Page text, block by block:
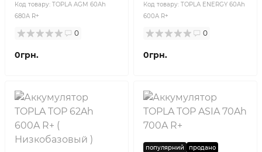
Код товару: TOPLA AGM 60Ah
680A R+
0
0грн.
Код товару: TOPLA ENERGY 60Ah
600A R+
0
0грн.
популярний продано